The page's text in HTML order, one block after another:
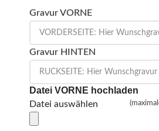
Gravur VORNE
Gravur HINTEN
Datei VORNE hochladen
Datei auswählen